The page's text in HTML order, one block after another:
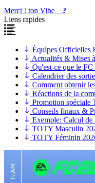
Merci ! ton Vibe
?
Liens rapides
Équipes Officielles
Actualités & Mises
Qu'est-ce que le
Calendrier des
Comment obtenir
Réactions de la
Promotion
Conseils finaux &
Exemple: Calcul
TOTY Masculin
TOTY Féminin